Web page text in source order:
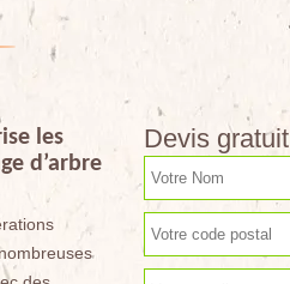
les
d’arbre
Devis gratuit